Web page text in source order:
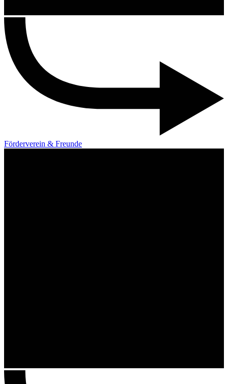
Förderverein & Freunde